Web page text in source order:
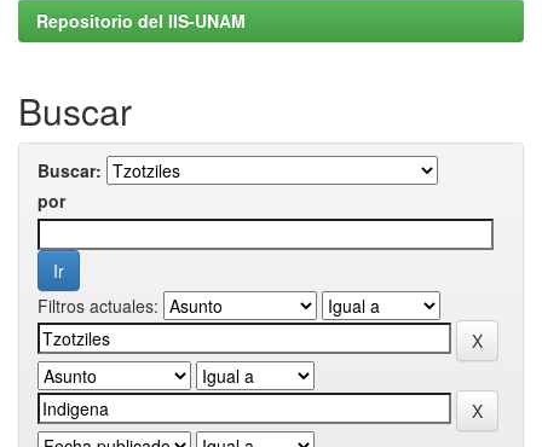
Repositorio del IIS-UNAM
Buscar
Buscar:
por
Filtros actuales: